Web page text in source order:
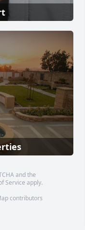
and the
Service apply.
contributors